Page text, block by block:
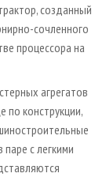
созданный
сочленного
процессора на
агрегатов
по конструкции,
с легкими